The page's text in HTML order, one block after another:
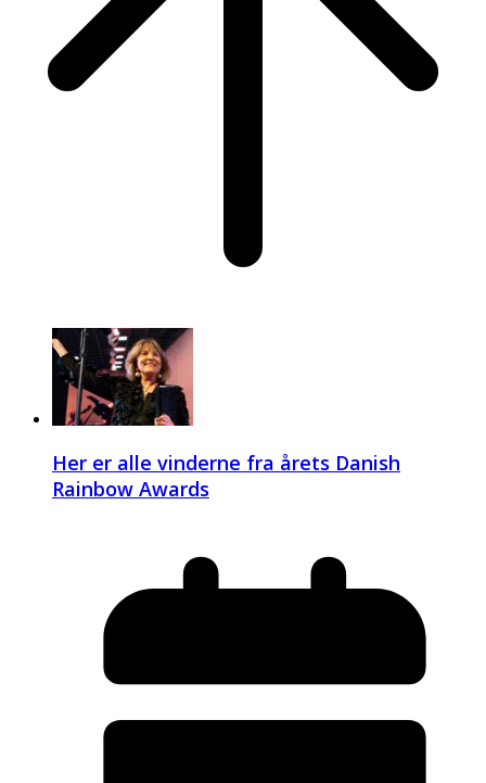
Her er alle vinderne fra årets Danish
Rainbow Awards